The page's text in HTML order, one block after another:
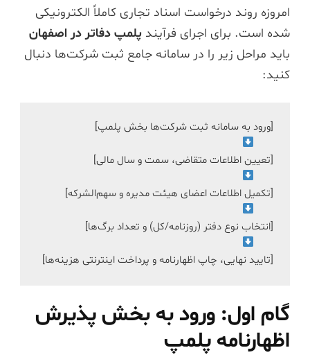
امروزه روند درخواست اسناد تجاری کاملاً الکترونیکی
شده است. برای اجرای فرآیند پلمپ دفاتر در اصفهان
باید مراحل زیر را در سامانه جامع ثبت شرکت‌ها دنبال
کنید:
[تایید نهایی، چاپ اظهارنامه و پرداخت اینترنتی هزینه‌ها]
گام اول: ورود به بخش پذیرش
اظهارنامه پلمپ